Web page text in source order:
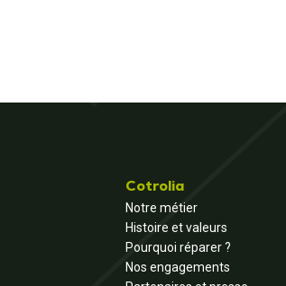
Cotrolia
Notre métier
Histoire et valeurs
Pourquoi réparer ?
Nos engagements